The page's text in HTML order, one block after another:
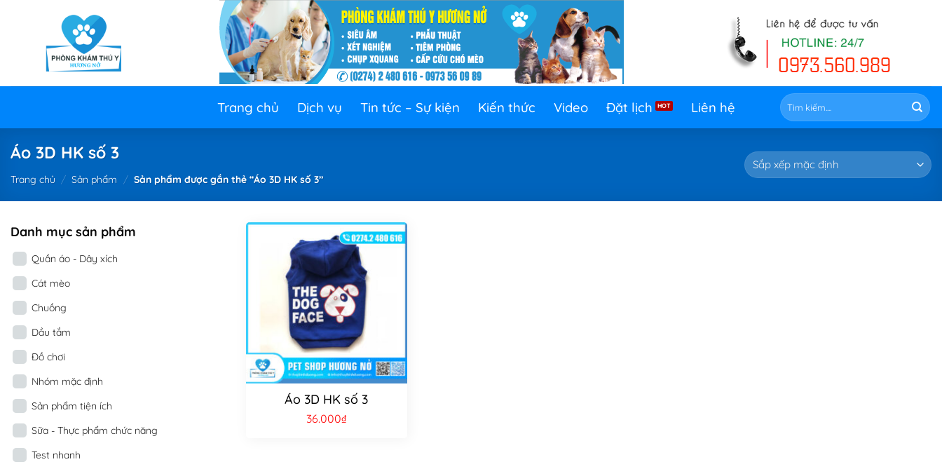
Trang chủ Dịch vụ Tin tức – Sự kiện Kiến thức Video Đặt lịch Liên hệ
Tìm
kiếm:
Áo 3D HK số 3
Trang chủ / Sản phẩm / Sản phẩm được gắn thẻ “Áo 3D HK số 3”
Danh mục sản phẩm
Quần áo - Dây xích
Cát mèo
Chuồng
Dầu tắm
Đồ chơi
Nhóm mặc định
Sản phẩm tiện ích
Sữa - Thực phẩm chức năng
Test nhanh
Áo 3D HK số 3
36.000₫